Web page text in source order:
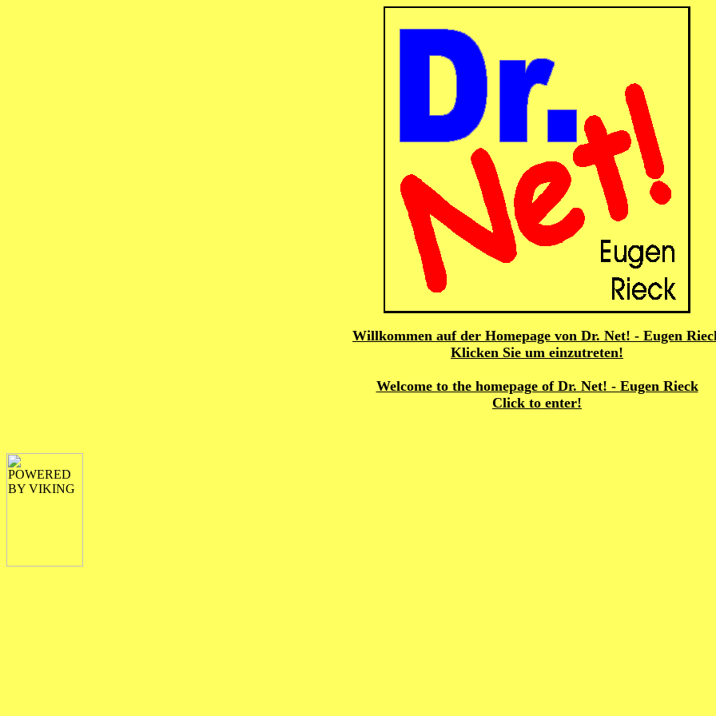
Willkommen auf der Homepage von Dr. Net! - Eugen
Klicken Sie um einzutreten!
Welcome to the homepage of Dr. Net! - Eugen Rieck
Click to enter!